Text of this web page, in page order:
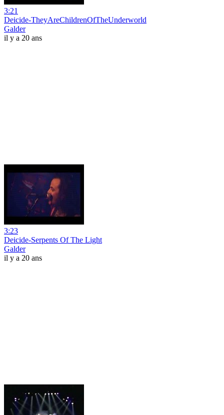
3:21
Deicide-TheyAreChildrenOfTheUnderworld
Galder
il y a 20 ans
3:23
Deicide-Serpents Of The Light
Galder
il y a 20 ans